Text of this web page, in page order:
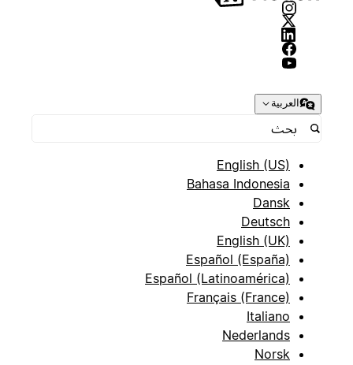
العربية
English (US)
Bahasa Indonesia
Dansk
Deutsch
English (UK)
Español (España)
Español (Latinoamérica)
Français (France)
Italiano
Nederlands
Norsk